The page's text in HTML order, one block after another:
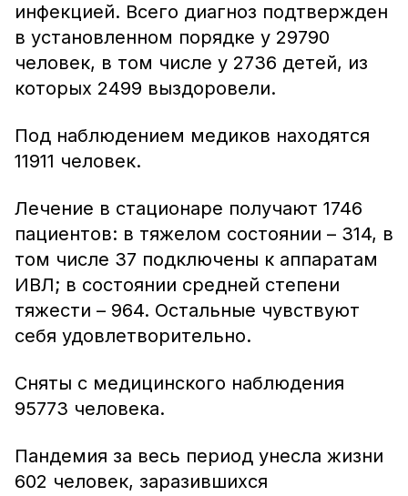
инфекцией. Всего диагноз подтвержден
в установленном порядке у 29790
человек, в том числе у 2736 детей, из
которых 2499 выздоровели.
Под наблюдением медиков находятся
11911 человек.
Лечение в стационаре получают 1746
пациентов: в тяжелом состоянии – 314, в
том числе 37 подключены к аппаратам
ИВЛ; в состоянии средней степени
тяжести – 964. Остальные чувствуют
себя удовлетворительно.
Сняты с медицинского наблюдения
95773 человека.
Пандемия за весь период унесла жизни
602 человек, заразившихся